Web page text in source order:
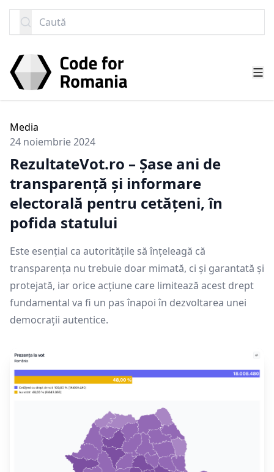
Caută
Media
24 noiembrie 2024
RezultateVot.ro – Șase ani de
transparență și informare
electorală pentru cetățeni, în
pofida statului
Este esențial ca autoritățile să înțeleagă că
transparența nu trebuie doar mimată, ci și garantată și
protejată, iar orice acțiune care limitează acest drept
fundamental va fi un pas înapoi în dezvoltarea unei
democrații autentice.